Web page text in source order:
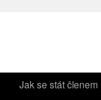
Jak se stát členem